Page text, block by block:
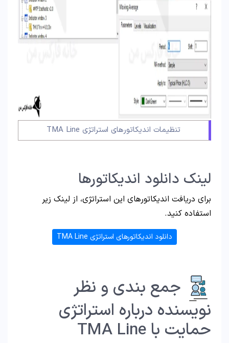
تنظیمات اندیکاتورهای استراتژی TMA Line
لینک دانلود اندیکاتورها
برای دریافت اندیکاتورهای این استراتژی، از لینک زیر
استفاده کنید.
دانلود اندیکاتورهای استراتژی TMA Line
جمع بندی و نظر
نویسنده درباره استراتژی
حمایت با TMA Line